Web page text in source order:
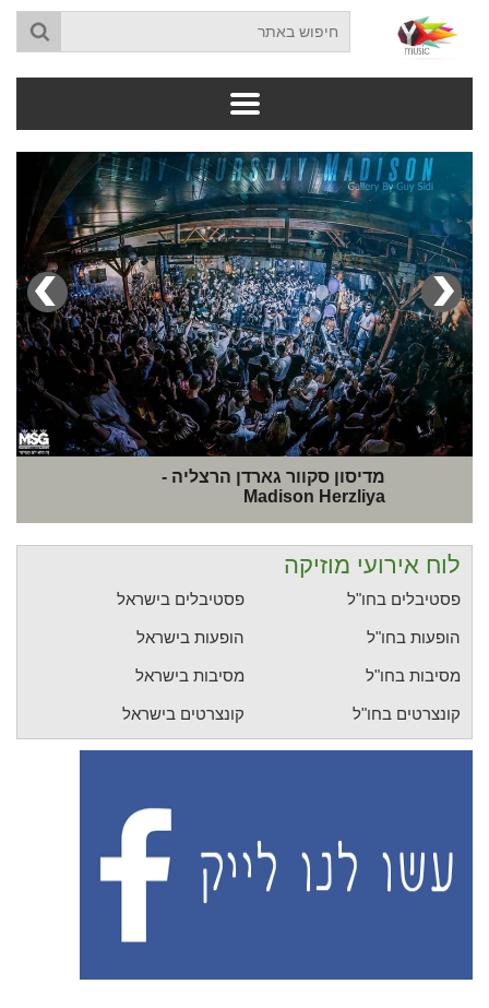
מדיסון סקוור גארדן הרצליה -
Madison Herzliya
לוח אירועי מוזיקה
פסטיבלים בחו"ל פסטיבלים בישראל
הופעות בחו"ל הופעות בישראל
מסיבות בחו"ל מסיבות בישראל
קונצרטים בחו"ל קונצרטים בישראל